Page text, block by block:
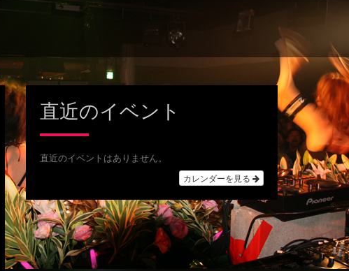
直近のイベント
直近のイベントはありません。
カレンダーを見る